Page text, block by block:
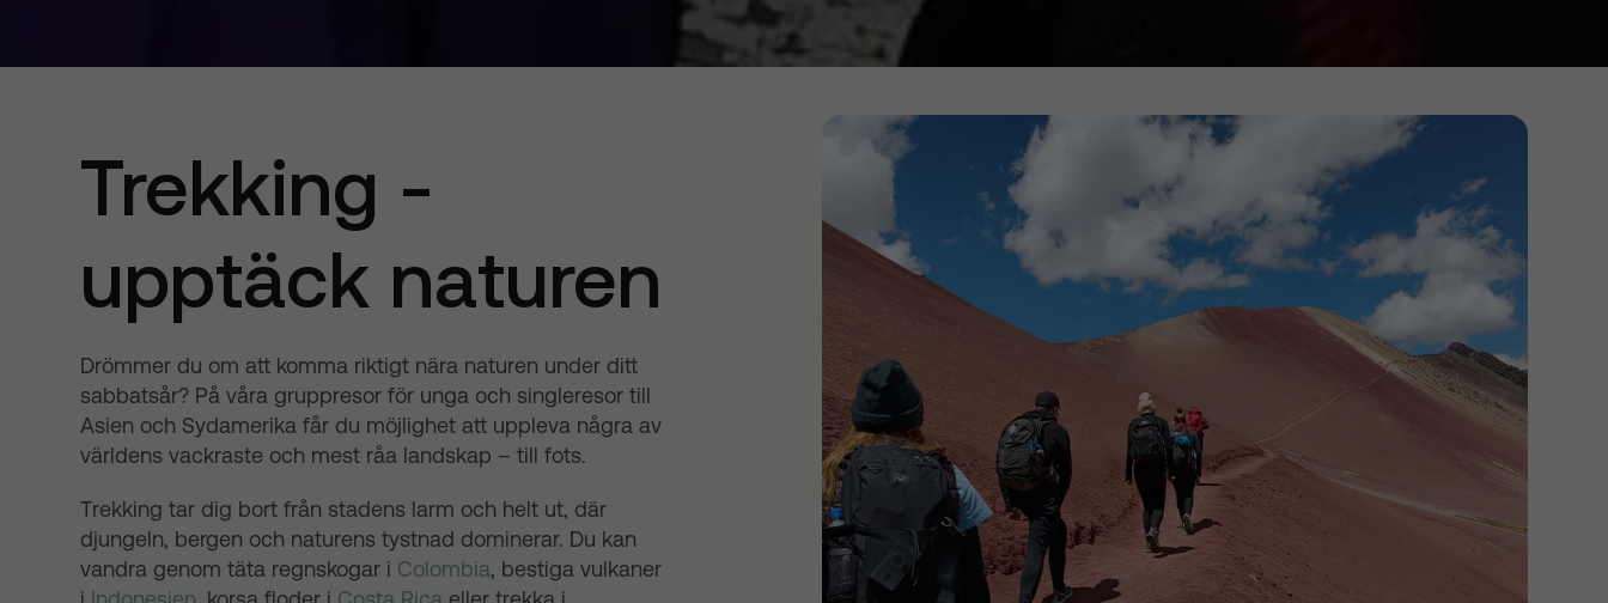
Trekking -
upptäck naturen
Drömmer du om att komma riktigt nära naturen under ditt
sabbatsår? På våra gruppresor för unga och singleresor till
Asien och Sydamerika får du möjlighet att uppleva några av
världens vackraste och mest råa landskap – till fots.
Trekking tar dig bort från stadens larm och helt ut, där
djungeln, bergen och naturens tystnad dominerar. Du kan
vandra genom täta regnskogar i Colombia, bestiga vulkaner